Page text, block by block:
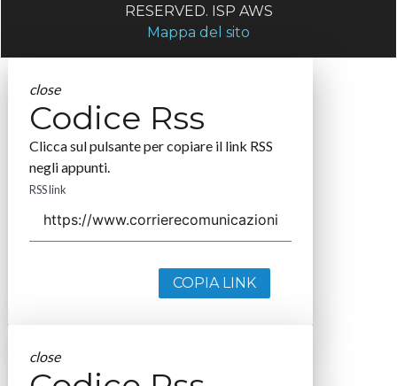
RESERVED. ISP AWS
Mappa del sito
close
Codice Rss
Clicca sul pulsante per copiare il link RSS
negli appunti.
RSS link
COPIA LINK
close